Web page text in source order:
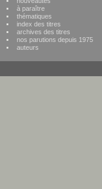
à paraître
thématiques
index des titres
archives des titres
nos parutions depuis 1975
auteurs